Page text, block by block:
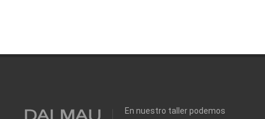
En nuestro taller podemos